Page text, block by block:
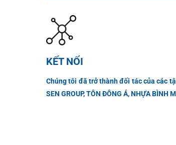
KẾT NỐI
Chúng tôi đã trở thành đối tác của các
SEN GROUP, TÔN ĐÔNG Á, NHỰA BÌNH